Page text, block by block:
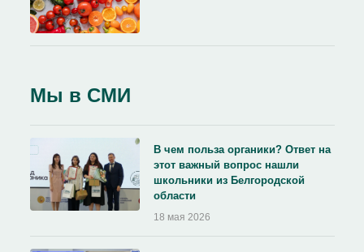
Мы в СМИ
В чем польза органики? Ответ на
этот важный вопрос нашли
школьники из Белгородской
области
18 мая 2026